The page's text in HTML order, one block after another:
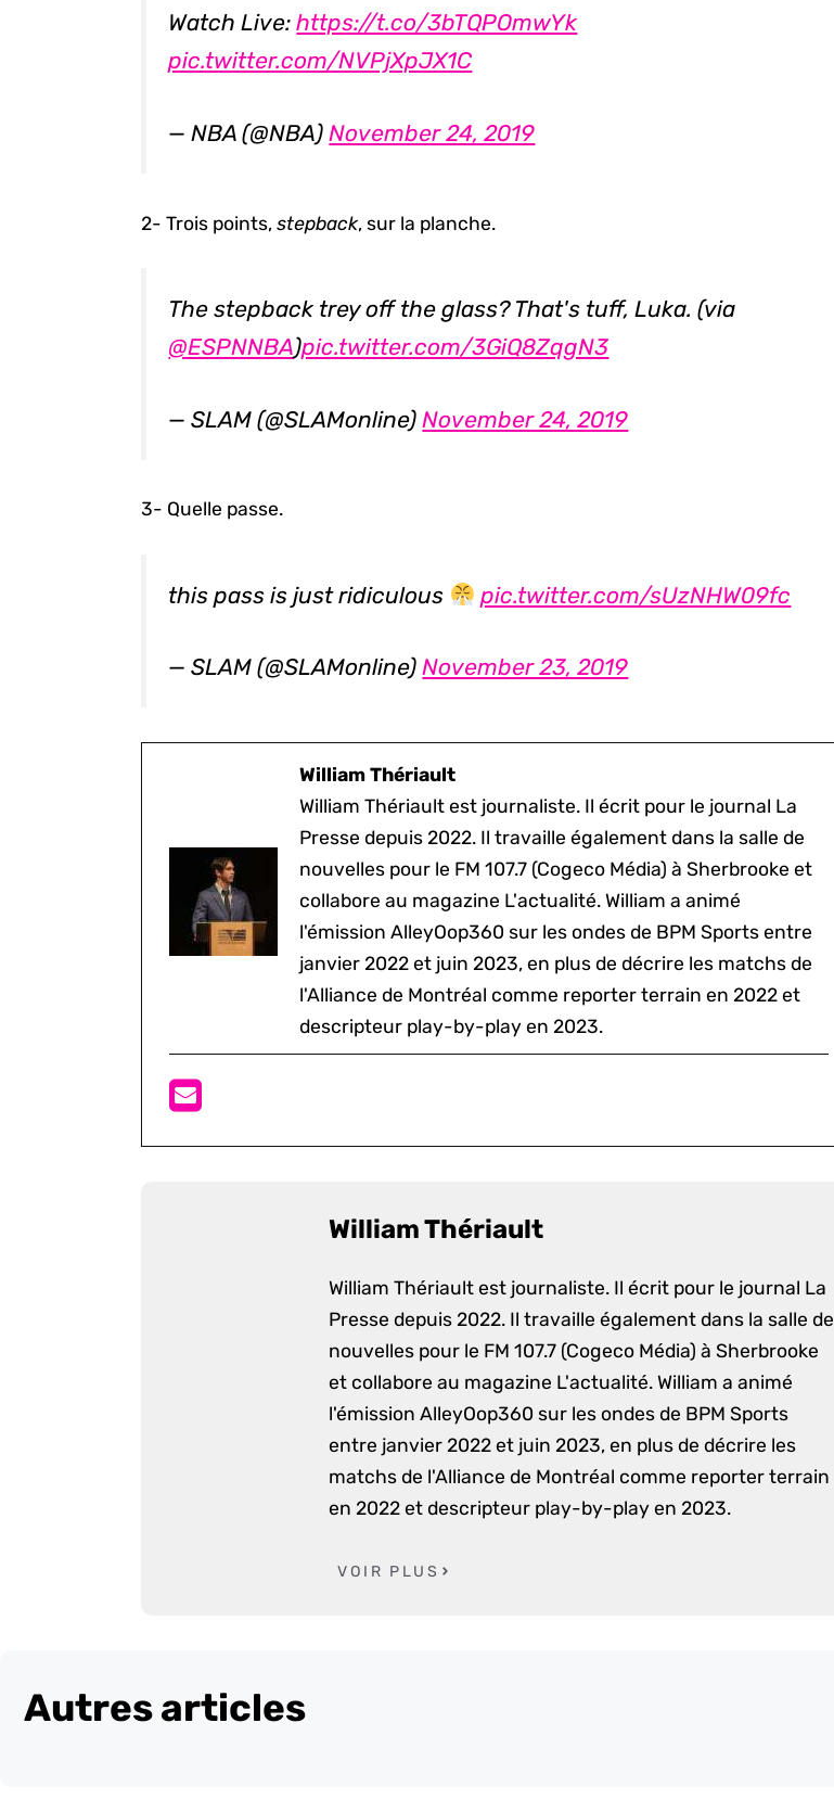
Watch Live:https://t.co/3bTQPOmwYk
pic.twitter.com/NVPjXpJX1C
— NBA (@NBA)November 24, 2019
2- Trois points,stepback, sur la planche.
The stepback trey off the glass? That's tuff, Luka. (via
@ESPNNBA)pic.twitter.com/3GiQ8ZqgN3
— SLAM (@SLAMonline)November 24, 2019
3- Quelle passe.
this pass is just ridiculous pic.twitter.com/sUzNHW09fc
— SLAM (@SLAMonline)November 23, 2019
William Thériault
William Thériault est journaliste. Il écrit pour le journal La
Presse depuis 2022. Il travaille également dans la salle de
nouvelles pour le FM 107.7 (Cogeco Média) à Sherbrooke et
collabore au magazine L'actualité. William a animé
l'émission AlleyOop360 sur les ondes de BPM Sports entre
janvier 2022 et juin 2023, en plus de décrire les matchs de
l'Alliance de Montréal comme reporter terrain en 2022 et
descripteur play-by-play en 2023.
William Thériault
William Thériault est journaliste. Il écrit pour le journal La
Presse depuis 2022. Il travaille également dans la salle de
nouvelles pour le FM 107.7 (Cogeco Média) à Sherbrooke
et collabore au magazine L'actualité. William a animé
l'émission AlleyOop360 sur les ondes de BPM Sports
entre janvier 2022 et juin 2023, en plus de décrire les
matchs de l'Alliance de Montréal comme reporter terrain
en 2022 et descripteur play-by-play en 2023.
VOIR PLUS
Autres articles